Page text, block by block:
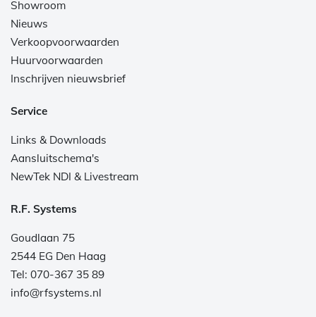
Showroom
Nieuws
Verkoopvoorwaarden
Huurvoorwaarden
Inschrijven nieuwsbrief
Service
Links & Downloads
Aansluitschema's
NewTek NDI & Livestream
R.F. Systems
Goudlaan 75
2544 EG Den Haag
Tel: 070-367 35 89
info@rfsystems.nl